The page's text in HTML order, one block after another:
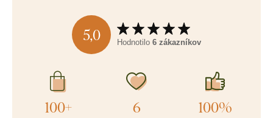
5,0 Hodnotilo 6 zákazníkov
100+ 6 100%